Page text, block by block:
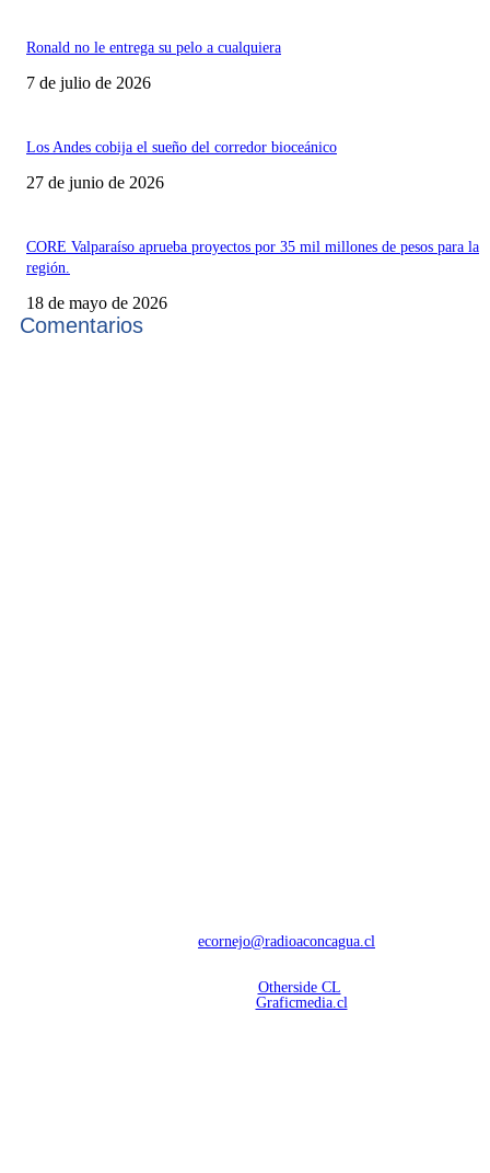
Ronald no le entrega su pelo a cualquiera
7 de julio de 2026
Los Andes cobija el sueño del corredor bioceánico
27 de junio de 2026
CORE Valparaíso aprueba proyectos por 35 mil millones de pesos para la
región.
18 de mayo de 2026
Comentarios
ecornejo@radioaconcagua.cl
Otherside CL
Graficmedia.cl